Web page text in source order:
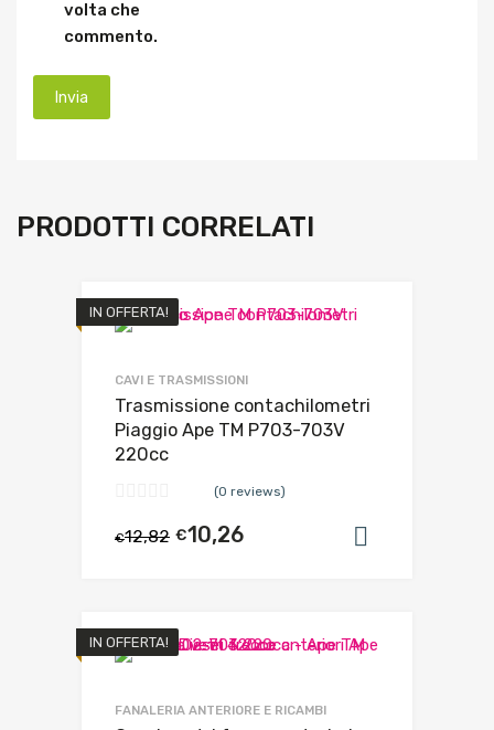
volta che
commento.
PRODOTTI CORRELATI
IN OFFERTA!
CAVI E TRASMISSIONI
Trasmissione contachilometri
Piaggio Ape TM P703-703V
220cc
(0 reviews)
€12,82 €10,26
IN OFFERTA!
FANALERIA ANTERIORE E RICAMBI